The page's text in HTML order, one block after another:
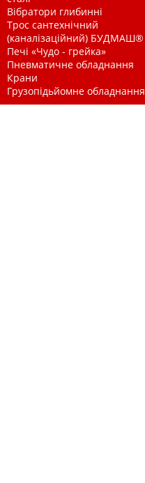
Вібратори глибинні
Трос сантехнічний
(каналізаційний) БУДМАШ®
Печі «Чудо - грейка»
Пневматичне обладнання
Крани
Грузопідьйомне обладнання